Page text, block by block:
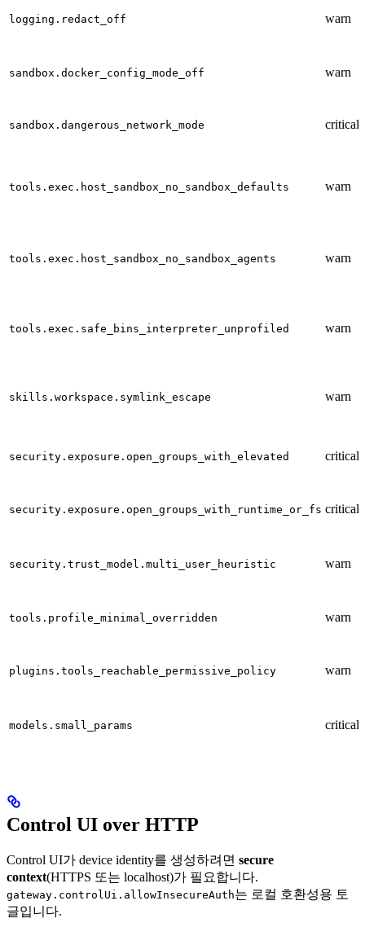
logging.redact_off warn
sandbox.docker_config_mode_off warn
sandbox.dangerous_network_mode critical
tools.exec.host_sandbox_no_sandbox_defaults warn
tools.exec.host_sandbox_no_sandbox_agents warn
tools.exec.safe_bins_interpreter_unprofiled warn
skills.workspace.symlink_escape warn
security.exposure.open_groups_with_elevated critical
security.exposure.open_groups_with_runtime_or_fs
security.trust_model.multi_user_heuristic warn
tools.profile_minimal_overridden warn
plugins.tools_reachable_permissive_policy warn
models.small_params
Control UI over HTTP
Control UI가 device identity를 생성하려면 secure
context(HTTPS 또는 localhost)가 필요합니다.
gateway.controlUi.allowInsecureAuth는 로컬 호환성용 토
글입니다.